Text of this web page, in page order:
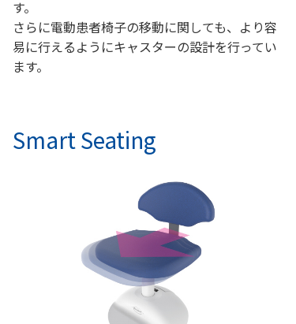
す。
さらに電動患者椅子の移動に関しても、より容
易に行えるようにキャスターの設計を行ってい
ます。
Smart Seating